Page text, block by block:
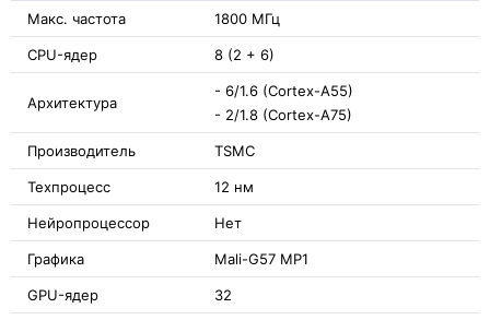
Макс. частота 1800 МГц
CPU-ядер 8 (2 + 6)
Архитектура
- 6/1.6 (Cortex-A55)
- 2/1.8 (Cortex-A75)
Производитель TSMC
Техпроцесс 12 нм
Нейропроцессор Нет
Графика Mali-G57 MP1
GPU-ядер 32